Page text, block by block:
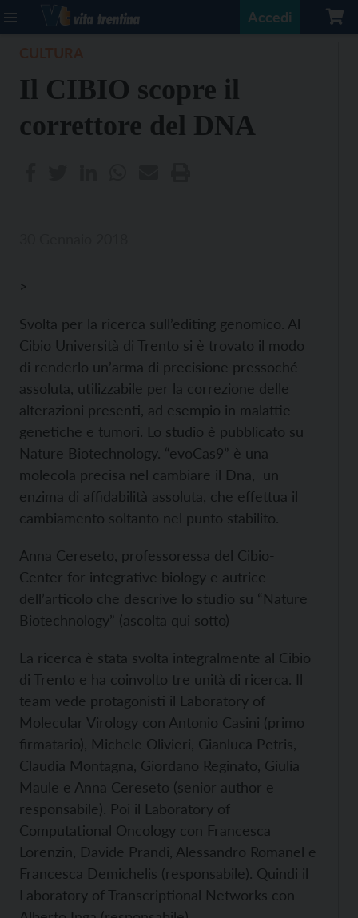
Accedi
Il CIBIO scopre il
correttore del DNA
>
Svolta per la ricerca sull’editing genomico. Al
Cibio Università di Trento si è trovato il modo
di renderlo un’arma di precisione pressoché
assoluta, utilizzabile per la correzione delle
alterazioni presenti, ad esempio in malattie
genetiche e tumori. Lo studio è pubblicato su
Nature Biotechnology. “evoCas9” è una
molecola precisa nel cambiare il Dna, un
enzima di affidabilità assoluta, che effettua il
cambiamento soltanto nel punto stabilito.
Anna Cereseto, professoressa del Cibio-
Center for integrative biology e autrice
dell’articolo che descrive lo studio su “Nature
Biotechnology” (ascolta qui sotto)
La ricerca è stata svolta integralmente al Cibio
di Trento e ha coinvolto tre unità di ricerca. Il
team vede protagonisti il Laboratory of
Molecular Virology con Antonio Casini (primo
firmatario), Michele Olivieri, Gianluca Petris,
Claudia Montagna, Giordano Reginato, Giulia
Maule e Anna Cereseto (senior author e
responsabile). Poi il Laboratory of
Computational Oncology con Francesca
Lorenzin, Davide Prandi, Alessandro Romanel e
Francesca Demichelis (responsabile). Quindi il
Laboratory of Transcriptional Networks con